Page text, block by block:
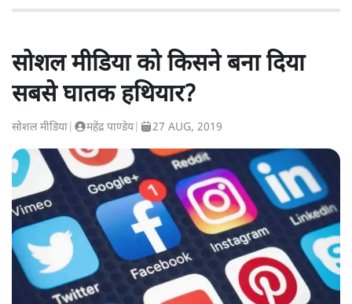
सोशल मीडिया को किसने बना दिया
सबसे घातक हथियार?
सोशल मीडिया महेंद्र पाण्डेय| 27 AUG, 2019